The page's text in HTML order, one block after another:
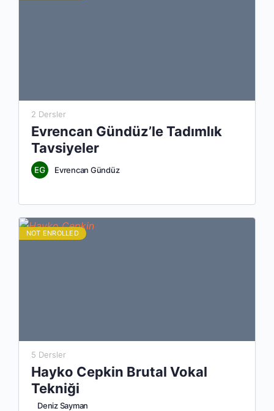
2 Dersler
Evrencan Gündüz’le Tadımlık
Tavsiyeler
Evrencan Gündüz
NOT ENROLLED
5 Dersler
Hayko Cepkin Brutal Vokal
Tekniği
Deniz Sayman